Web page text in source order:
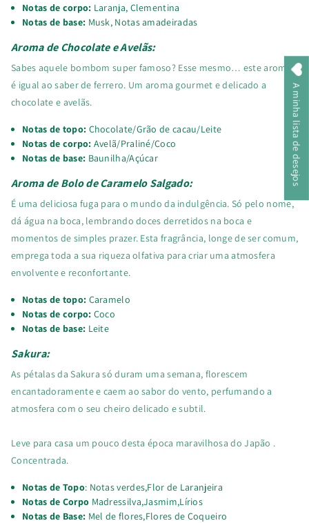
Notas de corpo: Laranja, Clementina
Notas de base: Musk, Notas amadeiradas
Aroma de Chocolate e Avelãs:
Sabes aquele bombom super famoso? Esse mesmo… este aroma
é igual ao saber de ferrero. Um aroma gourmet e delicado a
chocolate e avelãs.
Notas de topo: Chocolate/Grão de cacau/Leite
Notas de corpo: Avelã/Praliné/Coco
Notas de base: Baunilha/Açúcar
Aroma de Bolo de Caramelo Salgado:
É uma deliciosa fuga para o mundo da indulgência. Só pelo nome,
dá água na boca, lembrando doces derretidos na boca e
momentos de simples prazer. Esta fragrância, longe de ser comum,
emprega toda a sua riqueza olfativa para criar uma atmosfera
envolvente e reconfortante.
Notas de topo: Caramelo
Notas de corpo: Coco
Notas de base: Leite
Sakura:
As pétalas da Sakura só duram uma semana, florescem
encantadoramente e caem ao sabor do vento, perfumando a
atmosfera com o seu cheiro delicado e subtil.
Leve para casa um pouco desta época maravilhosa do Japão .
Concentrada.
Notas de Topo: Notas verdes,Flor de Laranjeira
Notas de Corpo Madressilva,Jasmim,Lírios
Notas de Base: Mel de flores,Flores de Coqueiro
A minha lista de desejos